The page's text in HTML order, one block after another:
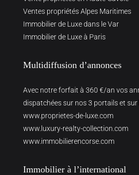
Ventes propriétés Alpes Maritimes
Immobilier de Luxe dans le Var
Immobilier de Luxe à Paris
Multidiffusion d’annonces
Avec notre forfait à 360 €/an vos
dispatchées sur nos 3 portails et sur
www.proprietes-de-luxe.com
www.luxury-realty-collection.com
www.immobilierencorse.com
Immobilier à l’international